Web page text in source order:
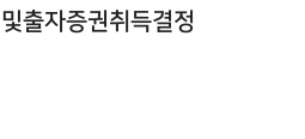
출자증권취득결정